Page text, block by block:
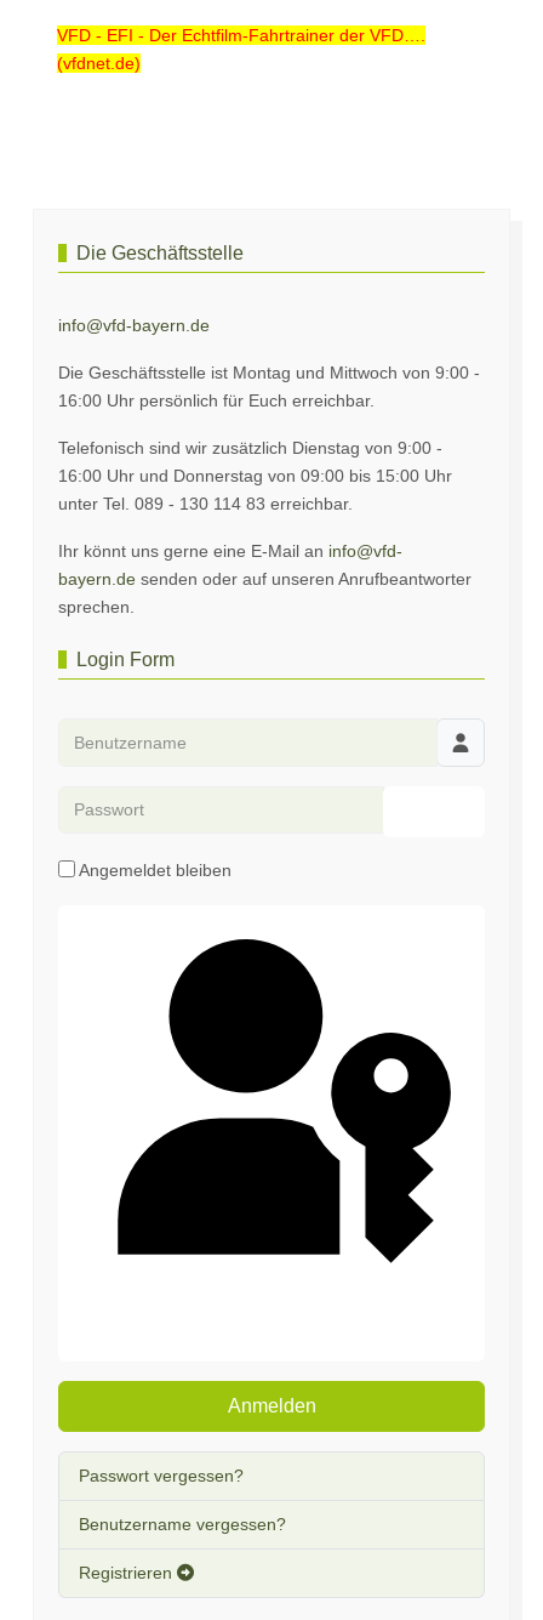
VFD - EFI - Der Echtfilm-Fahrtrainer der VFD….
(vfdnet.de)
Die Geschäftsstelle
info@vfd-bayern.de
Die Geschäftsstelle ist Montag und Mittwoch von 9:00 -
16:00 Uhr persönlich für Euch erreichbar.
Telefonisch sind wir zusätzlich Dienstag von 9:00 -
16:00 Uhr und Donnerstag von 09:00 bis 15:00 Uhr
unter Tel. 089 - 130 114 83 erreichbar.
Ihr könnt uns gerne eine E-Mail an info@vfd-
bayern.de senden oder auf unseren Anrufbeantworter
sprechen.
Login Form
Angemeldet bleiben
Anmelden
Passwort vergessen?
Benutzername vergessen?
Registrieren